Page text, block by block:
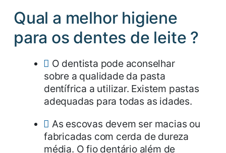
Qual a melhor higiene
para os dentes de leite ?
O dentista pode aconselhar
sobre a qualidade da pasta
dentífrica a utilizar. Existem pastas
adequadas para todas as idades.
As escovas devem ser macias ou
fabricadas com cerda de dureza
média. O fio dentário além de